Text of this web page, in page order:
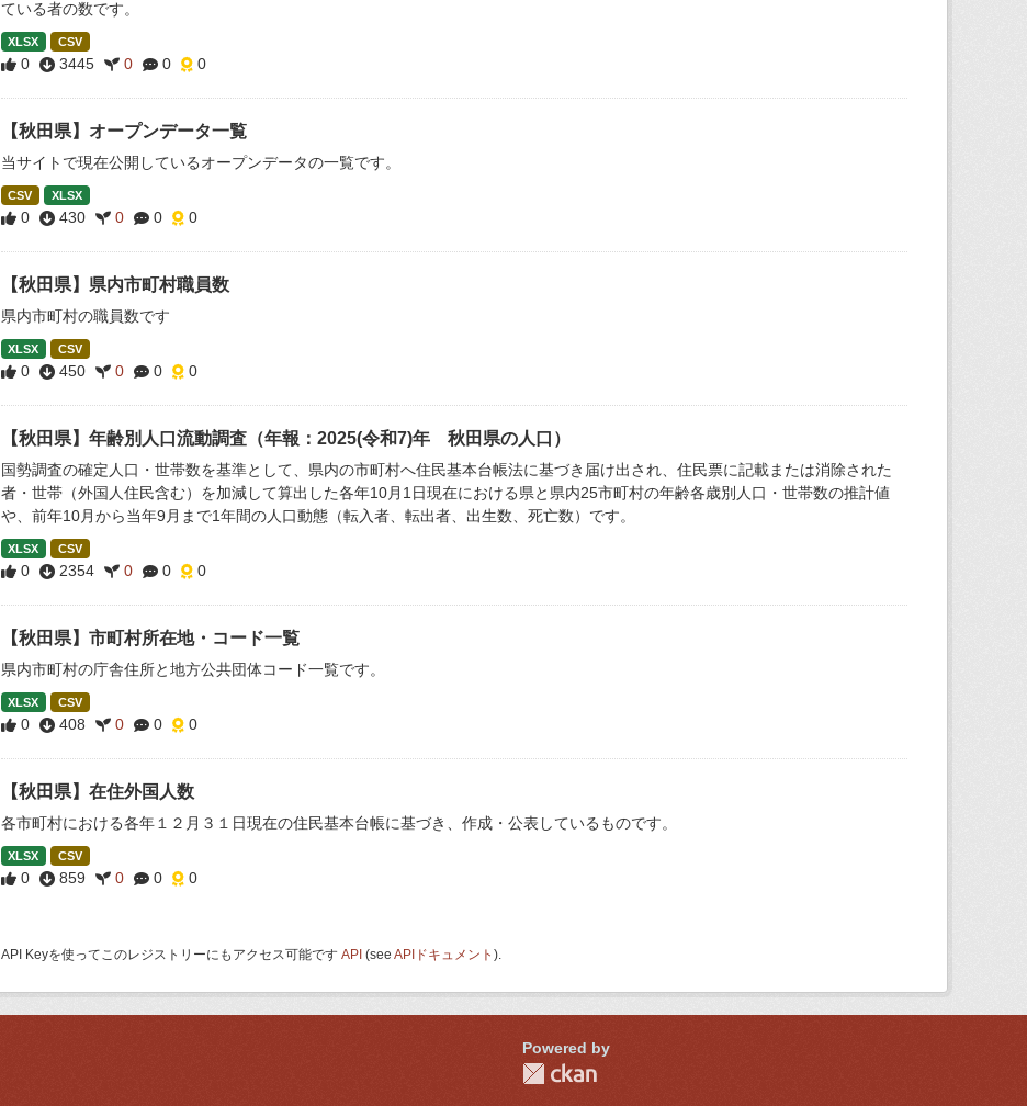
ている者の数です。
XLSX CSV
0 3445 0 0 0
【秋田県】オープンデータ一覧
当サイトで現在公開しているオープンデータの一覧です。
CSV XLSX
0 430 0 0 0
【秋田県】県内市町村職員数
県内市町村の職員数です
XLSX CSV
0 450 0 0 0
【秋田県】年齢別人口流動調査（年報：2025(令和7)年 秋田県の人口）
国勢調査の確定人口・世帯数を基準として、県内の市町村へ住民基本台帳法に基づき届け出され、住民票に記載または消除された
者・世帯（外国人住民含む）を加減して算出した各年10月1日現在における県と県内25市町村の年齢各歳別人口・世帯数の推計値
や、前年10月から当年9月まで1年間の人口動態（転入者、転出者、出生数、死亡数）です。
XLSX CSV
0 2354 0 0 0
【秋田県】市町村所在地・コード一覧
県内市町村の庁舎住所と地方公共団体コード一覧です。
XLSX CSV
0 408 0 0 0
【秋田県】在住外国人数
各市町村における各年１２月３１日現在の住民基本台帳に基づき、作成・公表しているものです。
XLSX CSV
0 859 0 0 0
API Keyを使ってこのレジストリーにもアクセス可能です API (see APIドキュメント ).
Powered by